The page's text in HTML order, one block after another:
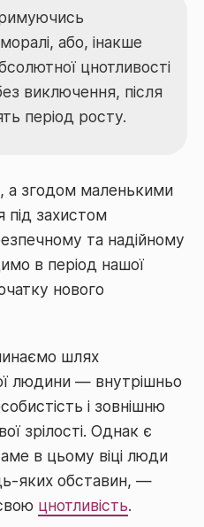
або, інакше
цнотливості
виключення, після
період росту.
а згодом маленькими
під захистом
та надійному
в період нашої
нового
шлях
людини ― внутрішньо
і зовнішню
зрілості. Однак є
в цьому віці люди
яких обставин, ―
цнотливість.